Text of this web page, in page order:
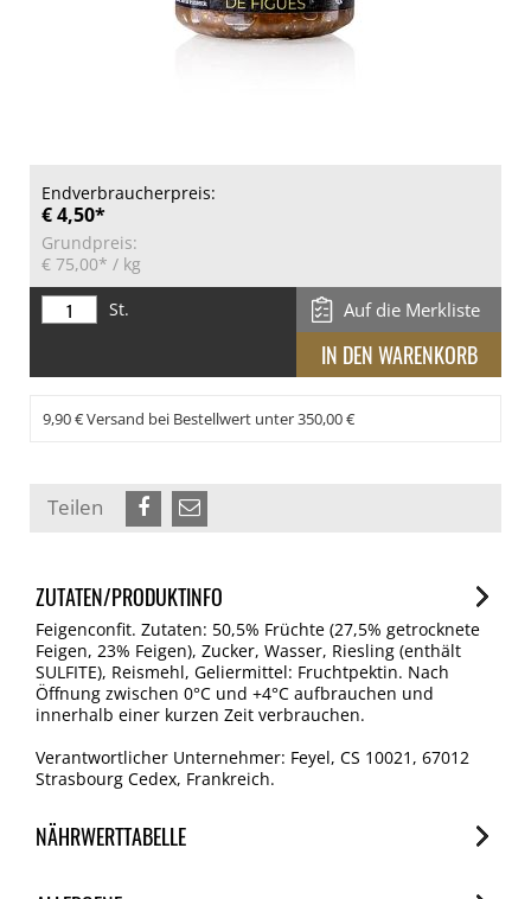
Endverbraucherpreis:
€ 4,50*
Grundpreis:
€ 75,00* / kg
St.
Auf die Merkliste
9,90 € Versand bei Bestellwert unter 350,00 €
Teilen
ZUTATEN/PRODUKTINFO
Feigenconfit. Zutaten: 50,5% Früchte (27,5% getrocknete
Feigen, 23% Feigen), Zucker, Wasser, Riesling (enthält
SULFITE), Reismehl, Geliermittel: Fruchtpektin. Nach
Öffnung zwischen 0°C und +4°C aufbrauchen und
innerhalb einer kurzen Zeit verbrauchen.
Verantwortlicher Unternehmer: Feyel, CS 10021, 67012
Strasbourg Cedex, Frankreich.
NÄHRWERTTABELLE